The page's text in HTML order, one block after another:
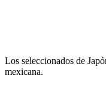
Los seleccionados de
mexicana.